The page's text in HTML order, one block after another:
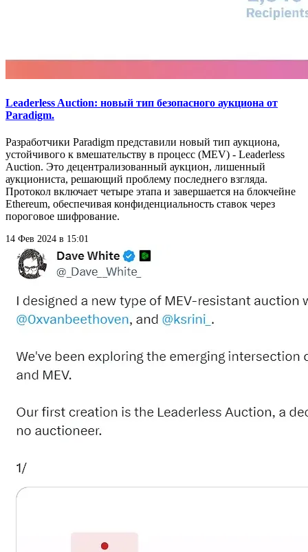
Leaderless Auction: новый тип безопасного аукциона от
Paradigm.
Разработчики Paradigm представили новый тип аукциона,
устойчивого к вмешательству в процесс (MEV) - Leaderless
Auction. Это децентрализованный аукцион, лишенный
аукциониста, решающий проблему последнего взгляда.
Протокол включает четыре этапа и завершается на блокчейне
Ethereum, обеспечивая конфиденциальность ставок через
пороговое шифрование.
14 Фев 2024 в 15:01